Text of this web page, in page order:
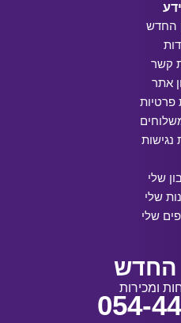
החדש
קשר
אתר
פרטיות
שלי
שלי
שלי
החדש
ומכירות
054-